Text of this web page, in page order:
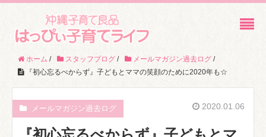
ホーム / スタッフブログ / メールマガジン過去ログ /
『初心忘るべからず』子どもとママの笑顔のために2020年も☆
メールマガジン過去ログ 2020.01.06